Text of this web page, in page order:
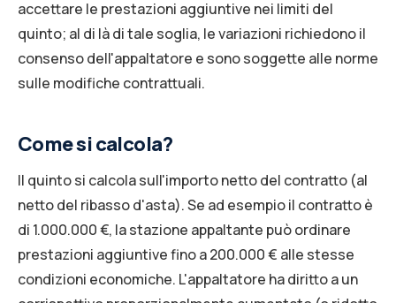
accettare le prestazioni aggiuntive nei limiti del
quinto; al di là di tale soglia, le variazioni richiedono il
consenso dell'appaltatore e sono soggette alle norme
sulle modifiche contrattuali.
Come si calcola?
Il quinto si calcola sull'importo netto del contratto (al
netto del ribasso d'asta). Se ad esempio il contratto è
di 1.000.000 €, la stazione appaltante può ordinare
prestazioni aggiuntive fino a 200.000 € alle stesse
condizioni economiche. L'appaltatore ha diritto a un